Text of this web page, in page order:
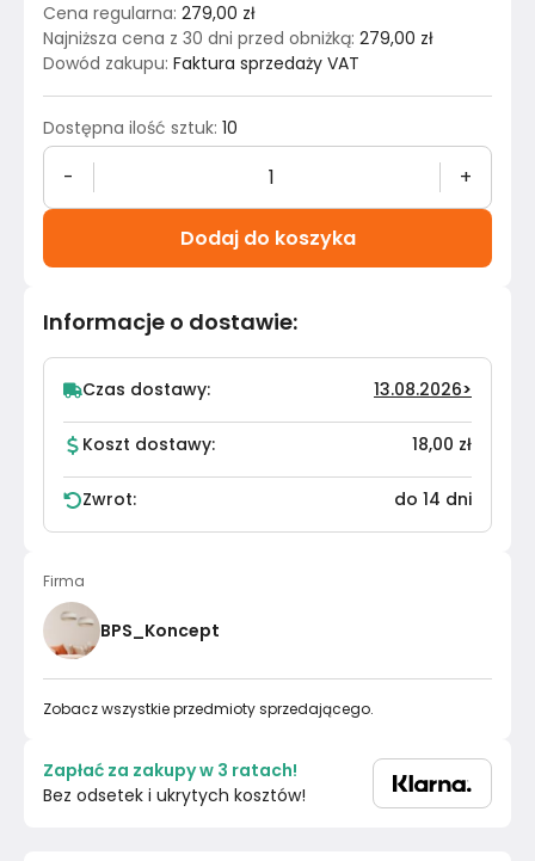
Cena regularna: 279,00 zł
Najniższa cena z 30 dni przed obniżką: 279,00 zł
Dowód zakupu: Faktura sprzedaży VAT
Dostępna ilość sztuk: 10
- +
Dodaj do koszyka
Informacje o dostawie:
Czas dostawy: 13.08.2026>
Koszt dostawy: 18,00 zł
Zwrot: do 14 dni
Firma
BPS_Koncept
Zobacz wszystkie przedmioty sprzedającego.
Zapłać za zakupy w 3 ratach!
Bez odsetek i ukrytych kosztów!